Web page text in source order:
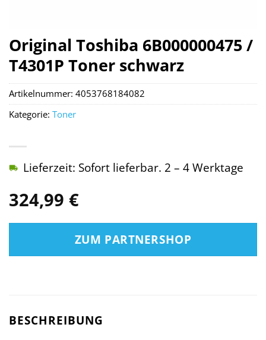
Original Toshiba 6B000000475 /
T4301P Toner schwarz
324,99 €
Lieferzeit: Sofort lieferbar. 2 – 4 Werktage
ZUM PARTNERSHOP
Artikelnummer: 4053768184082
Kategorie: Toner
BESCHREIBUNG